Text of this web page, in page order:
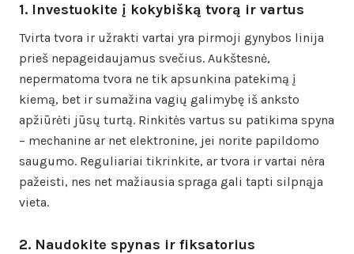
1. Investuokite į kokybišką tvorą ir vartus
Tvirta tvora ir užrakti vartai yra pirmoji gynybos linija
prieš nepageidaujamus svečius. Aukštesnė,
nepermatoma tvora ne tik apsunkina patekimą į
kiemą, bet ir sumažina vagių galimybę iš anksto
apžiūrėti jūsų turtą. Rinkitės vartus su patikima spyna
– mechanine ar net elektronine, jei norite papildomo
saugumo. Reguliariai tikrinkite, ar tvora ir vartai nėra
pažeisti, nes net mažiausia spraga gali tapti silpnąja
vieta.
2. Naudokite spynas ir fiksatorius